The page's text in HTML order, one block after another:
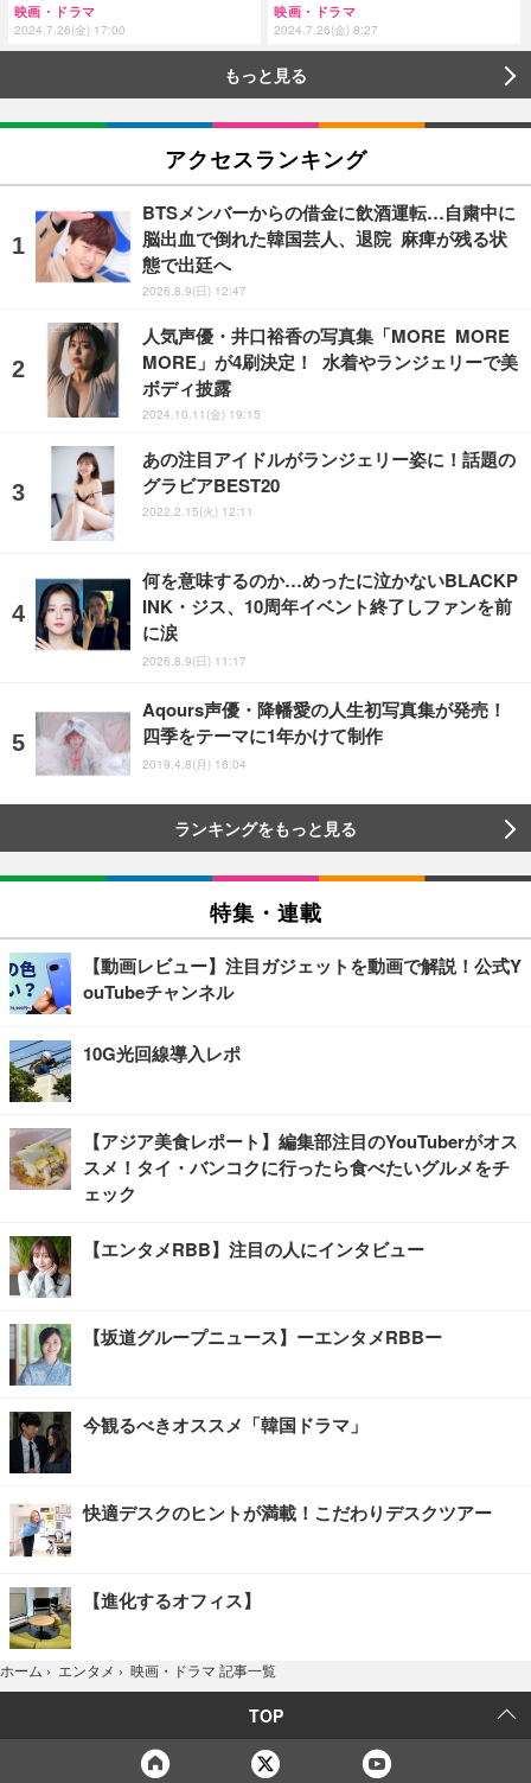
映画・ドラマ
2024.7.26(金) 17:00
映画・ドラマ
2024.7.26(金) 8:27
もっと見る
アクセスランキング
BTSメンバーからの借金に飲酒運転…自粛中に
脳出血で倒れた韓国芸人、退院 麻痺が残る状
態で出廷へ
2026.8.9(日) 12:47
人気声優・井口裕香の写真集「MORE MORE
MORE」が4刷決定！ 水着やランジェリーで美
ボディ披露
2024.10.11(金) 19:15
あの注目アイドルがランジェリー姿に！話題の
グラビアBEST20
2022.2.15(火) 12:11
何を意味するのか…めったに泣かないBLACKP
INK・ジス、10周年イベント終了しファンを前
に涙
2026.8.9(日) 11:17
Aqours声優・降幡愛の人生初写真集が発売！
四季をテーマに1年かけて制作
2019.4.8(月) 16:04
ランキングをもっと見る
特集・連載
【動画レビュー】注目ガジェットを動画で解説！公式Y
ouTubeチャンネル
10G光回線導入レポ
【アジア美食レポート】編集部注目のYouTuberがオス
スメ！タイ・バンコクに行ったら食べたいグルメをチ
ェック
【エンタメRBB】注目の人にインタビュー
【坂道グループニュース】ーエンタメRBBー
今観るべきオススメ「韓国ドラマ」
快適デスクのヒントが満載！こだわりデスクツアー
【進化するオフィス】
ホーム › エンタメ › 映画・ドラマ 記事一覧
TOP